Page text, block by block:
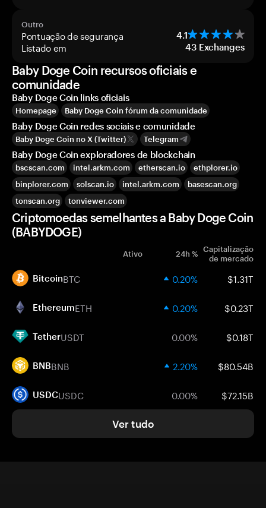
Outro
Pontuação de segurança 4.1
Listado em 43 Exchanges
Baby Doge Coin recursos oficiais e
comunidade
Baby Doge Coin links oficiais
Homepage Baby Doge Coin fórum da comunidade
Baby Doge Coin redes sociais e comunidade
Baby Doge Coin no X (Twitter) Telegram
Baby Doge Coin exploradores de blockchain
bscscan.com intel.arkm.com etherscan.io
ethplorer.io
binplorer.com
solscan.io intel.arkm.com
basescan.org
tonscan.org
tonviewer.com
Criptomoedas semelhantes a Baby Doge Coin
(BABYDOGE)
Ativo 24h % Capitalização
de mercado
BitcoinBTC 0.20% $1.31T
EthereumETH 0.20% $0.23T
TetherUSDT 0.00% $0.18T
BNBBNB 2.20% $80.54B
USDCUSDC 0.00% $72.15B
Ver tudo